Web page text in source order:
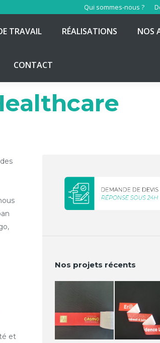
Qui sommes-nous ?
TRAVAIL RÉALISATIONS NOS
CONTACT
et
Nos projets récents